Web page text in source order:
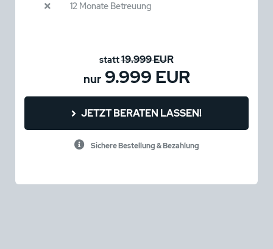
12 Monate Betreuung
statt19.999 EUR
nur9.999 EUR
JETZT BERATEN LASSEN!
Sichere Bestellung & Bezahlung